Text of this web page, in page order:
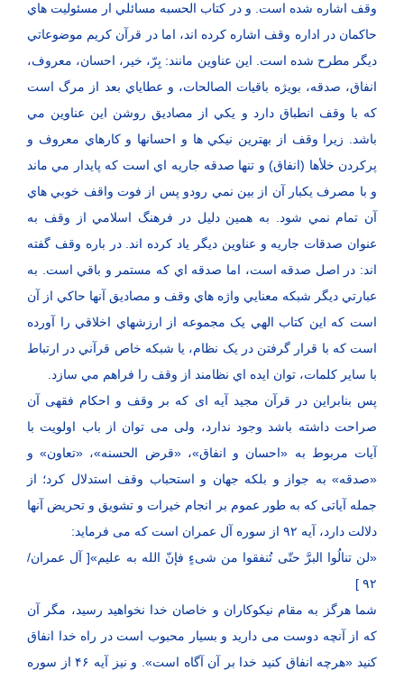
وقف اشاره شده است. و در کتاب الحسبه مسائلي ار مسئوليت هاي
حاکمان در اداره وقف اشاره کرده اند، اما در قرآن کريم موضوعاتي
ديگر مطرح شده است. اين عناوين مانند: بِرّ، خير، احسان، معروف،
انفاق، صدقه، بويژه باقيات الصالحات، و عطاياي بعد از مرگ است
که با وقف انطباق دارد و يکي از مصاديق روشن اين عناوين مي
باشد. زيرا وقف از بهترين نيکي ها و احسانها و کارهاي معروف و
پرکردن خلأها (انفاق) و تنها صدقه جاريه اي است که پايدار مي ماند
و با مصرف يکبار آن از بين نمي رودو پس از فوت واقف خوبي هاي
آن تمام نمي شود. به همين دليل در فرهنگ اسلامي از وقف به
عنوان صدقات جاريه و عناوين ديگر ياد کرده اند. در باره وقف گفته
اند: در اصل صدقه است، اما صدقه اي که مستمر و باقي است. به
عبارتي ديگر شبکه معنايي واژه هاي وقف و مصاديق آنها حاکي از آن
است که اين کتاب الهي يک مجموعه از ارزشهاي اخلاقي را آورده
است که با قرار گرفتن در يک نظام، يا شبکه خاص قرآني در ارتباط
با ساير کلمات، توان ايده اي نظامند از وقف را فراهم مي سازد.
پس بنابراین در قرآن مجید آیه ای که بر وقف و احکام فقهی آن
صراحت داشته باشد وجود ندارد، ولی می توان از باب اولویت با
آیات مربوط به «احسان و انفاق»، «قرض الحسنه»، «تعاون» و
«صدقه» به جواز و بلکه جهان و استحباب وقف استدلال کرد؛ از
جمله آیاتی که به طور عموم بر انجام خیرات و تشویق و تحریض آنها
دلالت دارد، آیه ۹۲ از سوره آل عمران است که می فرماید:
«لن تنالُوا البرَّ حتّی تُنفقوا من شیءٍ فإنّ الله به علیم»[ آل عمران/
۹۲ ]
شما هرگز به مقام نیکوکاران و خاصان خدا نخواهید رسید، مگر آن
که از آنچه دوست می دارید و بسیار محبوب است در راه خدا انفاق
کنید «هرچه انفاق کنید خدا بر آن آگاه است». و نیز آیه ۴۶ از سوره